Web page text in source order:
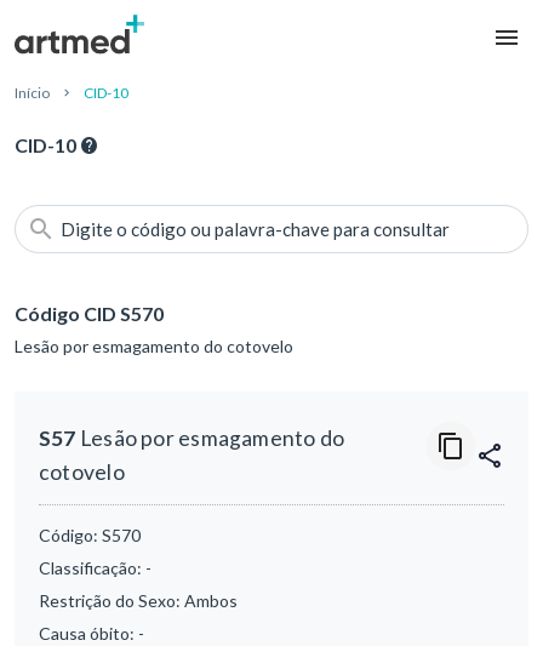
Início CID-10
CID-10
Digite o código ou palavra-chave para consultar
Código CID S570
Lesão por esmagamento do cotovelo
S57 Lesão por esmagamento do
cotovelo
Código: S570
Classificação: -
Restrição do Sexo: Ambos
Causa óbito: -